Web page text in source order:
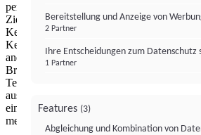
personalisierte Werbung, Messung von
Zielgruppenforschung. Cookies,
Kennungen (z. B. login-basierte
Kennungen, netzwerkbasierte Kennungen)
anderen Informationen (z. B. Browsertyp
Browserinformationen, Sprache,
Technologien usw.) auf Ihrem Endgerät
ausgelesen werden, um es jedes Mal
eine App oder einer Webseite aufruft. Dies
mehrere der hier aufgeführten
Bereitstellung und Anzeige von
2 Partner
Ihre Entscheidungen zum
1 Partner
Features (3)
Abgleichung und Kombination von